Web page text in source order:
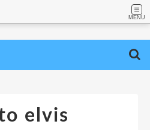
MENU
elvis